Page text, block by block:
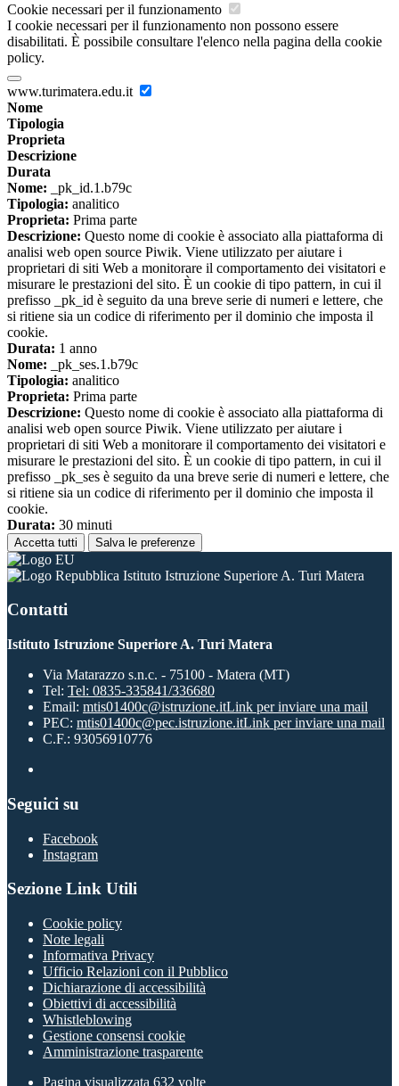
Cookie necessari per il funzionamento
I cookie necessari per il funzionamento non possono essere
disabilitati. È possibile consultare l'elenco nella pagina della cookie
policy.
www.turimatera.edu.it
Nome
Tipologia
Proprieta
Descrizione
Durata
Nome: _pk_id.1.b79c
Tipologia: analitico
Proprieta: Prima parte
Descrizione: Questo nome di cookie è associato alla piattaforma di
analisi web open source Piwik. Viene utilizzato per aiutare i
proprietari di siti Web a monitorare il comportamento dei visitatori e
misurare le prestazioni del sito. È un cookie di tipo pattern, in cui il
prefisso _pk_id è seguito da una breve serie di numeri e lettere, che
si ritiene sia un codice di riferimento per il dominio che imposta il
cookie.
Durata: 1 anno
Nome: _pk_ses.1.b79c
Tipologia: analitico
Proprieta: Prima parte
Descrizione: Questo nome di cookie è associato alla piattaforma di
analisi web open source Piwik. Viene utilizzato per aiutare i
proprietari di siti Web a monitorare il comportamento dei visitatori e
misurare le prestazioni del sito. È un cookie di tipo pattern, in cui il
prefisso _pk_ses è seguito da una breve serie di numeri e lettere, che
si ritiene sia un codice di riferimento per il dominio che imposta il
cookie.
Durata: 30 minuti
Accetta tutti Salva le preferenze
Istituto Istruzione Superiore A. Turi Matera
Contatti
Istituto Istruzione Superiore A. Turi Matera
Via Matarazzo s.n.c. - 75100 - Matera (MT)
Tel: Tel: 0835-335841/336680
Email: mtis01400c@istruzione.itLink per inviare una mail
PEC: mtis01400c@pec.istruzione.itLink per inviare una mail
C.F.: 93056910776
Seguici su
Facebook
Instagram
Sezione Link Utili
Cookie policy
Note legali
Informativa Privacy
Ufficio Relazioni con il Pubblico
Dichiarazione di accessibilità
Obiettivi di accessibilità
Whistleblowing
Gestione consensi cookie
Amministrazione trasparente
Pagina visualizzata 632 volte